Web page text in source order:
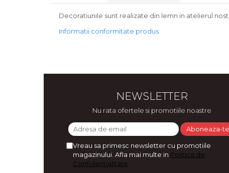
Cadouri pentru iubit
Cadouri pentru iubita
Cadouri pentru mama
Cadouri pentru bunici
Ateliere - planse cu nisip colorat
Decoratiunile sunt realizate din lemn in atelierul
Informatii conformitate produs
NEWSLETTER
Nu rata ofertele si promotiile noastre
Vreau sa primesc newsletter cu promotiile
magazinului. Afla mai multe in Politica de
Confidentialitate